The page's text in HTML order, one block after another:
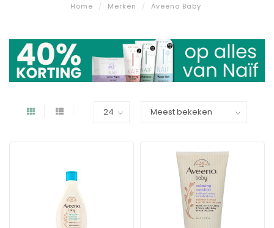
Home / Merken / Aveeno Baby